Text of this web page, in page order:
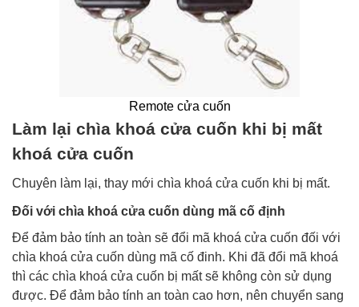
Remote cửa cuốn
Làm lại chìa khoá cửa cuốn khi bị mất
khoá cửa cuốn
Chuyên làm lại, thay mới chìa khoá cửa cuốn khi bị mất.
Đối với chìa khoá cửa cuốn dùng mã cố định
Để đảm bảo tính an toàn sẽ đổi mã khoá cửa cuốn đối với
chìa khoá cửa cuốn dùng mã cố đinh. Khi đã đổi mã khoá
thì các chìa khoá cửa cuốn bị mất sẽ không còn sử dụng
được. Để đảm bảo tính an toàn cao hơn, nên chuyển sang